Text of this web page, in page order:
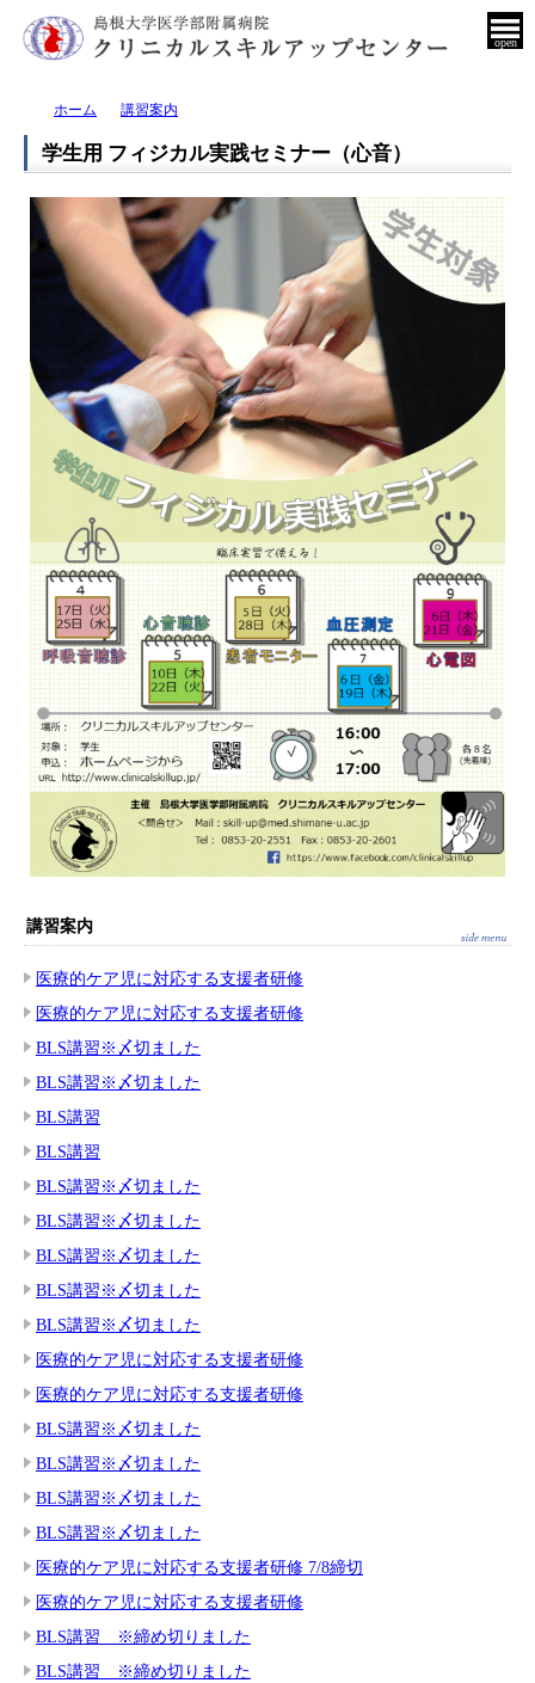
open
ホーム 講習案内
学生用 フィジカル実践セミナー（心音）
講習案内
医療的ケア児に対応する支援者研修
医療的ケア児に対応する支援者研修
BLS講習※〆切ました
BLS講習※〆切ました
BLS講習
BLS講習
BLS講習※〆切ました
BLS講習※〆切ました
BLS講習※〆切ました
BLS講習※〆切ました
BLS講習※〆切ました
医療的ケア児に対応する支援者研修
医療的ケア児に対応する支援者研修
BLS講習※〆切ました
BLS講習※〆切ました
BLS講習※〆切ました
BLS講習※〆切ました
医療的ケア児に対応する支援者研修 7/8締切
医療的ケア児に対応する支援者研修
BLS講習 ※締め切りました
BLS講習 ※締め切りました